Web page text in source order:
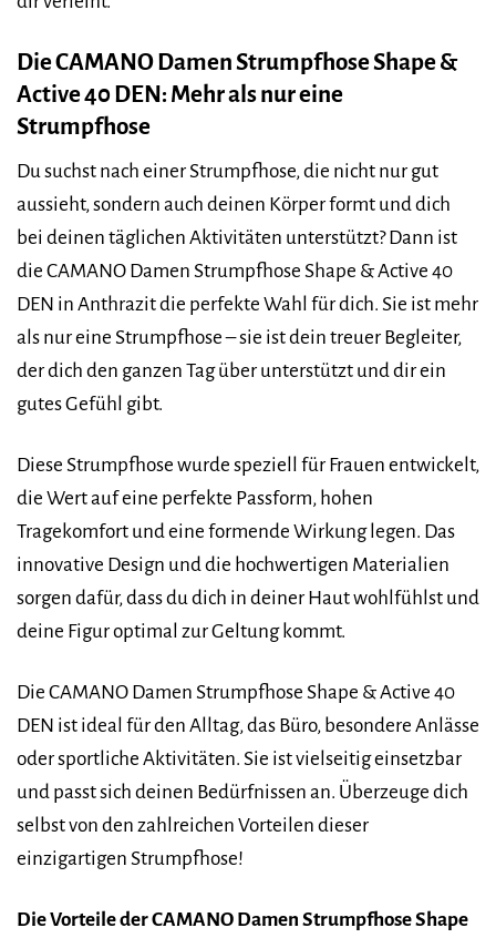
Die CAMANO Damen Strumpfhose Shape &
Active 40 DEN: Mehr als nur eine
Strumpfhose
Du suchst nach einer Strumpfhose, die nicht nur gut
aussieht, sondern auch deinen Körper formt und dich
bei deinen täglichen Aktivitäten unterstützt? Dann ist
die CAMANO Damen Strumpfhose Shape & Active 40
DEN in Anthrazit die perfekte Wahl für dich. Sie ist mehr
als nur eine Strumpfhose – sie ist dein treuer Begleiter,
der dich den ganzen Tag über unterstützt und dir ein
gutes Gefühl gibt.
Diese Strumpfhose wurde speziell für Frauen entwickelt,
die Wert auf eine perfekte Passform, hohen
Tragekomfort und eine formende Wirkung legen. Das
innovative Design und die hochwertigen Materialien
sorgen dafür, dass du dich in deiner Haut wohlfühlst und
deine Figur optimal zur Geltung kommt.
Die CAMANO Damen Strumpfhose Shape & Active 40
DEN ist ideal für den Alltag, das Büro, besondere Anlässe
oder sportliche Aktivitäten. Sie ist vielseitig einsetzbar
und passt sich deinen Bedürfnissen an. Überzeuge dich
selbst von den zahlreichen Vorteilen dieser
einzigartigen Strumpfhose!
Die Vorteile der CAMANO Damen Strumpfhose Shape